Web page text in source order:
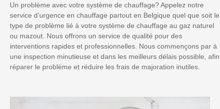
Un problème avec votre système de chauffage? Appelez notre
service d’urgence en chauffage partout en Belgique quel que soit le
type de problème lié à votre système de chauffage au gaz naturel
ou mazout. Nous offrons un service de qualité pour des
interventions rapides et professionnelles. Nous commençons par à
une inspection minutieuse et dans les meilleurs délais possible, afin
réparer le problème et réduire les frais de majoration inutiles.